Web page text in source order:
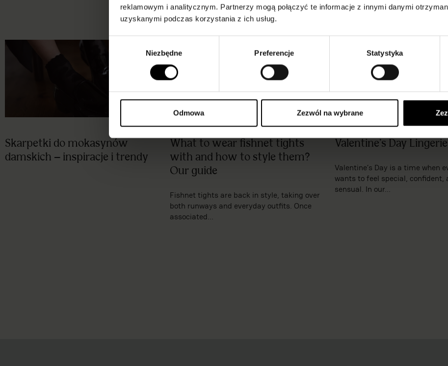
reklamowym i analitycznym. Partnerzy mogą połączyć te informacje z innymi danymi
uzyskanymi podczas korzystania z ich usług.
Wybór
Niezbędne Preferencje Statystyka
Odmowa Zezwól na wybrane
Skarpetki do mokasynów
damskich – inspiracje i trendy
What to wear fishnet tights
with and how to style them?
Our guide
Fishnet tights are back in style, taking over
both runways and everyday outfits. Once
associated...
Valentine’s Day Lingerie
Valentine’s Day is a time when
wants to feel special, confident,
sensual. In our...